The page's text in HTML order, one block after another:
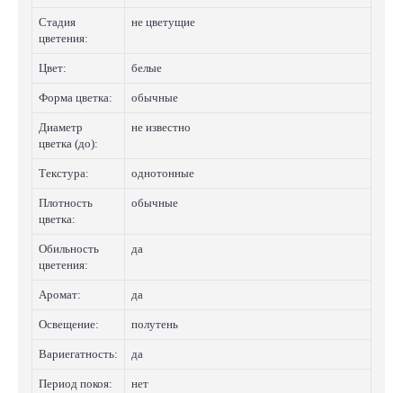
Стадия
цветения:
не цветущие
Цвет: белые
Форма цветка: обычные
Диаметр
цветка (до):
не известно
Текстура: однотонные
Плотность
цветка:
обычные
Обильность
цветения:
да
Аромат: да
Освещение: полутень
Вариегатность: да
Период покоя: нет